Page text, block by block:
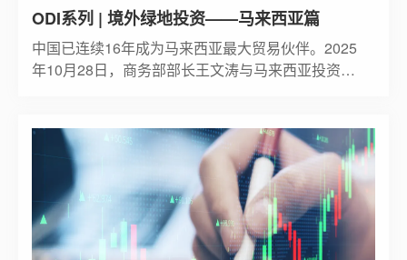
ODI系列 | 境外绿地投资——马来西亚篇
中国已连续16年成为马来西亚最大贸易伙伴。2025
年10月28日，商务部部长王文涛与马来西亚投资、
议定书。3.0版的签署标志着双方合作从传统贸易投
资领域拓展到数字、绿色、供应链等新兴领域，推
动区域经济一体化向更高层次发展。